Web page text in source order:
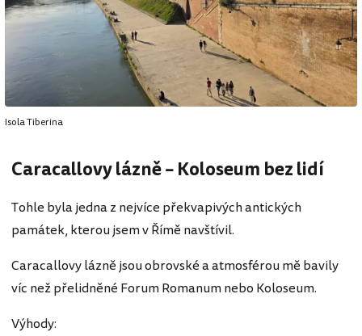
Isola Tiberina
Caracallovy lázně – Koloseum bez lidí
Tohle byla jedna z nejvíce překvapivých antických
památek, kterou jsem v Římě navštívil.
Caracallovy lázně jsou obrovské a atmosférou mě bavily
víc než přelidněné Forum Romanum nebo Koloseum.
Výhody: